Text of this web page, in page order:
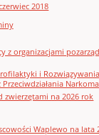
2018
z organizacjami
i
zwierzętami na 2026 rok
Waplewo na lata